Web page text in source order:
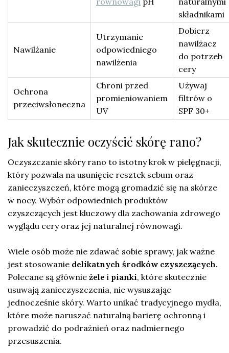
składnikami
Nawilżanie
Utrzymanie
odpowiedniego
nawilżenia
Dobierz
nawilżacz
do potrzeb
cery
Ochrona
przeciwsłoneczna
Chroni przed
promieniowaniem
UV
Używaj
filtrów o
SPF 30+
Jak skutecznie oczyścić skórę rano?
Oczyszczanie skóry rano to istotny krok w pielęgnacji,
który pozwala na usunięcie resztek sebum oraz
zanieczyszczeń, które mogą gromadzić się na skórze
w nocy. Wybór odpowiednich produktów
czyszczących jest kluczowy dla zachowania zdrowego
wyglądu cery oraz jej naturalnej równowagi.
Wiele osób może nie zdawać sobie sprawy, jak ważne
jest stosowanie delikatnych środków czyszczących.
Polecane są głównie żele i pianki, które skutecznie
usuwają zanieczyszczenia, nie wysuszając
jednocześnie skóry. Warto unikać tradycyjnego mydła,
które może naruszać naturalną barierę ochronną i
prowadzić do podrażnień oraz nadmiernego
przesuszenia.